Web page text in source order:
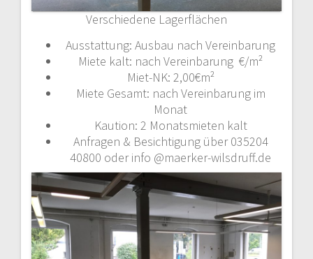
Verschiedene Lagerflächen
Ausstattung: Ausbau nach Vereinbarung
Miete kalt: nach Vereinbarung €/m²
Miet-NK: 2,00€m²
Miete Gesamt: nach Vereinbarung im
Monat
Kaution: 2 Monatsmieten kalt
Anfragen & Besichtigung über 035204
40800 oder info @maerker-wilsdruff.de